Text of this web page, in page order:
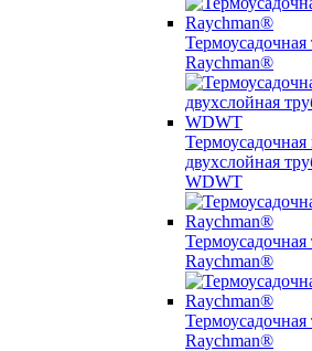
Raychman®
Термоусадочная
двухслойная
WDWT
Raychman®
Raychman®